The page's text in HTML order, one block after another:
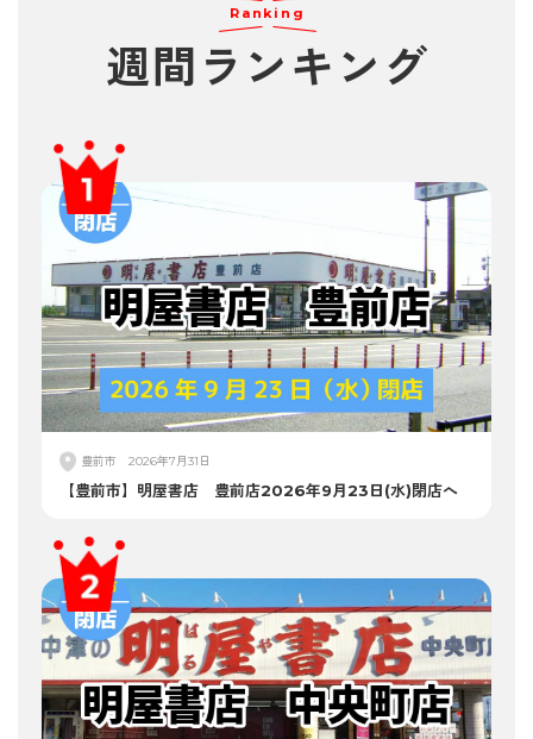
Ranking
週間ランキング
豊前市 2026年7月31日
【豊前市】明屋書店 豊前店2026年9月23日(水)閉店へ